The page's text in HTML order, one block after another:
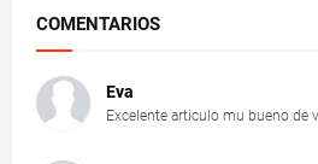
COMENTARIOS
Eva
Excelente articulo mu bueno de